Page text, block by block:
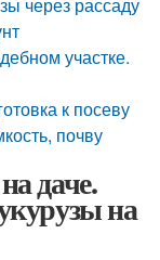
участке.
к посеву
почву
даче.
на